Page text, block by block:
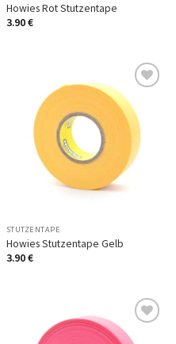
Howies Rot Stutzentape
3.90€
die
STUTZENTAPE
Howies Stutzentape Gelb
3.90€